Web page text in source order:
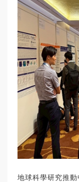
地球科學研究推